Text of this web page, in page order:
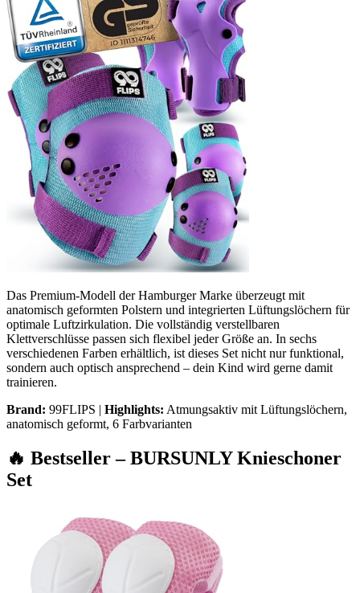
Das Premium-Modell der Hamburger Marke überzeugt mit
anatomisch geformten Polstern und integrierten Lüftungslöchern für
optimale Luftzirkulation. Die vollständig verstellbaren
Klettverschlüsse passen sich flexibel jeder Größe an. In sechs
verschiedenen Farben erhältlich, ist dieses Set nicht nur funktional,
sondern auch optisch ansprechend – dein Kind wird gerne damit
trainieren.
Brand: 99FLIPS | Highlights: Atmungsaktiv mit Lüftungslöchern,
anatomisch geformt, 6 Farbvarianten
🔥 Bestseller – BURSUNLY Knieschoner
Set